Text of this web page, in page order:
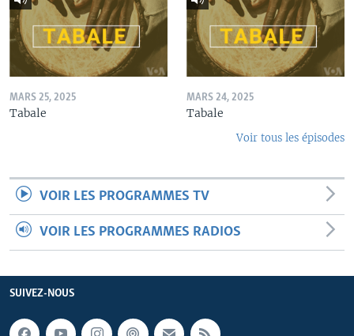
MARS 25, 2025
Tabale
MARS 24, 2025
Tabale
Voir tous les épisodes
VOIR LES PROGRAMMES TV
VOIR LES PROGRAMMES RADIOS
SUIVEZ-NOUS